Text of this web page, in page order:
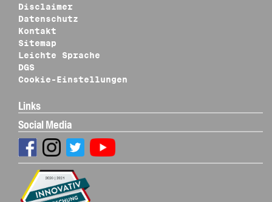
Disclaimer
Datenschutz
Kontakt
Sitemap
Leichte Sprache
DGS
Cookie-Einstellungen
Links
Social Media